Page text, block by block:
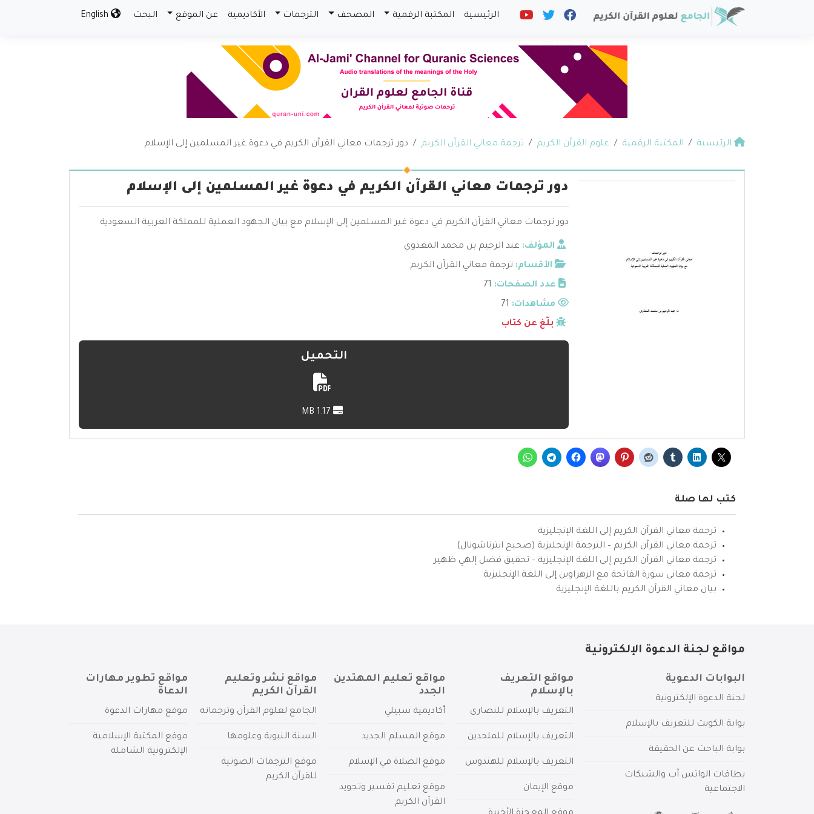
الرئيسية المكتبة الرقمية المصحف الترجمات الأكاديمية عن الموقع البحث
الرئيسية المكتبة الرقمية علوم القرآن الكريم ترجمة معاني القرآن الكريم دور ترجمات معاني القرآن الكريم في دعوة غير المسلمين إلى الإسلام
دور ترجمات معاني القرآن الكريم في دعوة غير المسلمين إلى الإسلام
دور ترجمات معاني القرآن الكريم في دعوة غير المسلمين إلى الإسلام مع بيان الجهود العملية للمملكة العربية السعودية
المؤلف: عبد الرحيم بن محمد المغذوي
الأقسام: ترجمة معاني القرآن الكريم
عدد الصفحات: 71
مشاهدات:
بلّغ عن كتاب
التحميل
كتب لها صلة
ترجمة معاني القرآن الكريم إلى اللغة الإنجليزية
ترجمة معاني القرآن الكريم – الترجمة الإنجليزية (صحيح انترناشونال)
ترجمة معاني القرآن الكريم إلى اللغة الإنجليزية – تحقيق فضل إلهي ظهير
ترجمة معاني سورة الفاتحة مع الزهراوين إلى اللغة الإنجليزية
بيان معاني القرآن الكريم باللغة الإنجليزية
مواقع لجنة الدعوة الإلكترونية
البوابات الدعوية
لجنة الدعوة الإلكترونية
بوابة الكويت للتعريف بالإسلام
بوابة الباحث عن الحقيقة
بطاقات الواتس آب والشبكات
الاجتماعية
مواقع التعريف
بالإسلام
التعريف بالإسلام للنصارى
التعريف بالإسلام للملحدين
التعريف بالإسلام للهندوس
موقع الإيمان
مواقع تعليم المهتدين
الجدد
أكاديمية سبيلي
موقع المسلم الجديد
موقع الصلاة في الإسلام
موقع تعليم تفسير وتجويد
القرآن الكريم
مواقع نشر وتعليم
القرآن الكريم
الجامع لعلوم القرآن وترجماته
السنة النبوية وعلومها
موقع الترجمات الصوتية
للقرآن الكريم
مواقع تطوير مهارات
الدعاة
موقع مهارات الدعوة
موقع المكتبة الإسلامية
الإلكترونية الشاملة